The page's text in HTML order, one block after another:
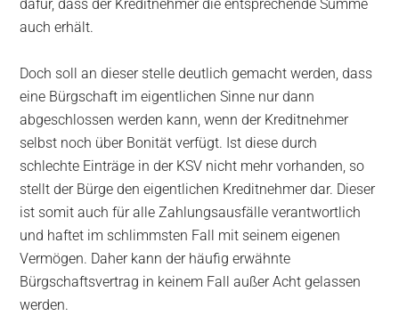
dafür, dass der Kreditnehmer die entsprechende Summe
auch erhält.
Doch soll an dieser stelle deutlich gemacht werden, dass
eine Bürgschaft im eigentlichen Sinne nur dann
abgeschlossen werden kann, wenn der Kreditnehmer
selbst noch über Bonität verfügt. Ist diese durch
schlechte Einträge in der KSV nicht mehr vorhanden, so
stellt der Bürge den eigentlichen Kreditnehmer dar. Dieser
ist somit auch für alle Zahlungsausfälle verantwortlich
und haftet im schlimmsten Fall mit seinem eigenen
Vermögen. Daher kann der häufig erwähnte
Bürgschaftsvertrag in keinem Fall außer Acht gelassen
werden.